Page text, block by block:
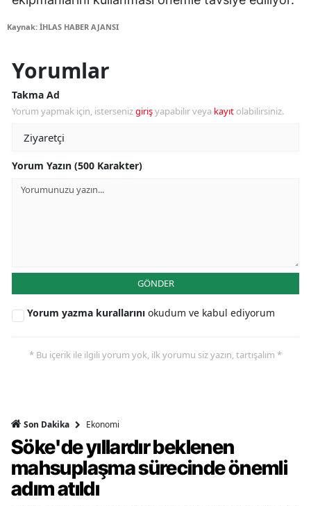
Kaynak: İHLAS HABER AJANSI
Yorumlar
Takma Ad
Yorum yapmak için, istersenizgirişyapabilir veya kayıt olabilirsiniz.
Yorum Yazın (500 Karakter)
GÖNDER
Yorum yazma kurallarını okudum ve kabul ediyorum
* Bu içerik ile ilgili yorum yok, ilk yorumu siz yazın, tartışalım *
Son Dakika Ekonomi
Söke'de yıllardır beklenen
mahsuplaşma sürecinde önemli
adım atıldı